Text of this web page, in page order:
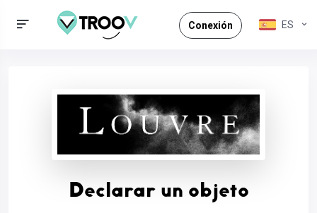
Conexión ES
Declarar un objeto